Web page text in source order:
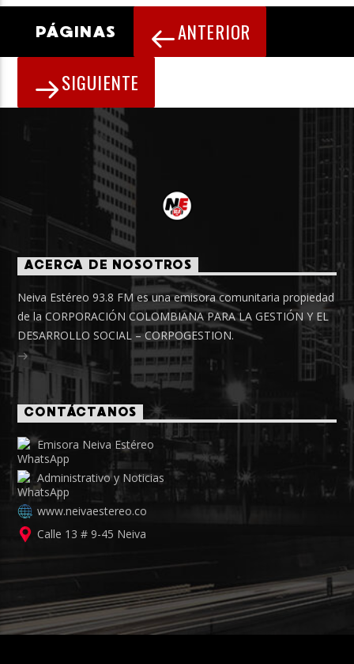
PÁGINAS
ANTERIOR
SIGUIENTE
ACERCA DE NOSOTROS
Neiva Estéreo 93.8 FM es una emisora comunitaria propiedad
de la CORPORACIÓN COLOMBIANA PARA LA GESTIÓN Y EL
DESARROLLO SOCIAL – CORPOGESTION.
CONTÁCTANOS
Emisora Neiva Estéreo
Administrativo y Noticias
www.neivaestereo.co
Calle 13 # 9-45 Neiva